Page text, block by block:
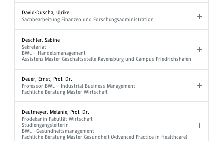
David-Duscha, Ulrike
Sachbearbeitung Finanzen und Forschungsadministration
Deschler, Sabine
Sekretariat
BWL – Handelsmanagement
Assistenz Master-Geschäftsstelle Ravensburg und Campus Friedrichshafen
Deuer, Ernst, Prof. Dr.
Professor BWL – Industrial Business Management
Fachliche Beratung Master Wirtschaft
Deutmeyer, Melanie, Prof. Dr.
Prodekanin Fakultät Wirtschaft
Studiengangsleiterin
BWL - Gesundheitsmanagement
Fachliche Beratung Master Gesundheit (Advanced Practice in Healthcare)